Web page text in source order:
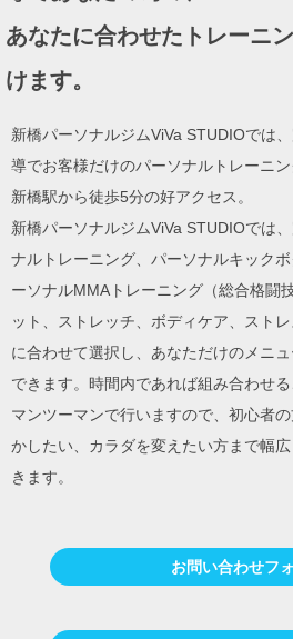
あなたに合わせたトレーニ
けます。
新橋パーソナルジムViVa STUDIOでは
導でお客様だけのパーソナルトレーニン
新橋駅から徒歩5分の好アクセス。
新橋パーソナルジムViVa STUDIOでは
ナルトレーニング、パーソナルキック
ーソナルMMAトレーニング（総合格闘
ット、ストレッチ、ボディケア、スト
に合わせて選択し、あなただけのメニ
できます。時間内であれば組み合わせる
マンツーマンで行いますので、初心者
かしたい、カラダを変えたい方まで幅
きます。
お問い合わせフ